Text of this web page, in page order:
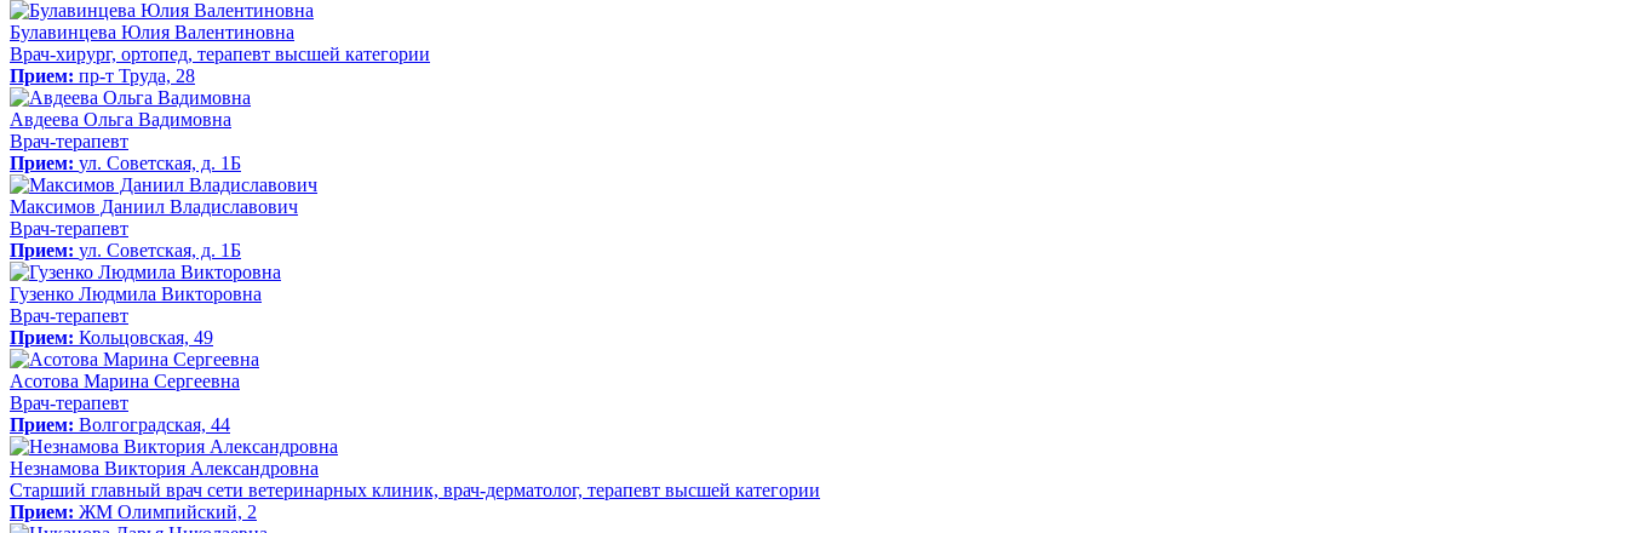
Булавинцева Юлия Валентиновна
Врач-хирург, ортопед, терапевт высшей категории
Прием: пр-т Труда, 28
Авдеева Ольга Вадимовна
Врач-терапевт
Прием: ул. Советская, д. 1Б
Максимов Даниил Владиславович
Врач-терапевт
Прием: ул. Советская, д. 1Б
Гузенко Людмила Викторовна
Врач-терапевт
Прием: Кольцовская, 49
Асотова Марина Сергеевна
Врач-терапевт
Прием: Волгоградская, 44
Незнамова Виктория Александровна
Старший главный врач сети ветеринарных клиник, врач-дерматолог, терапевт высшей категории
Прием: ЖМ Олимпийский, 2